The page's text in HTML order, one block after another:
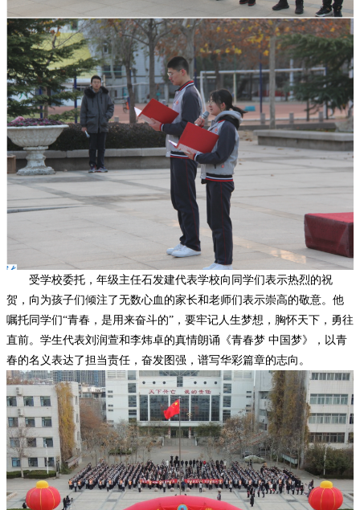
受学校委托，年级主任石发建代表学校向同学们表示热烈的祝
贺，向为孩子们倾注了无数心血的家长和老师们表示崇高的敬意。他
嘱托同学们“青春，是用来奋斗的”，要牢记人生梦想，胸怀天下，勇往
直前。学生代表刘润萱和李炜卓的真情朗诵《青春梦 中国梦》，以青
春的名义表达了担当责任，奋发图强，谱写华彩篇章的志向。